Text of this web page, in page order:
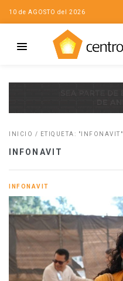
10 de AGOSTO del 2026
INICIO / ETIQUETA: "INFONAVIT"
INFONAVIT
INFONAVIT